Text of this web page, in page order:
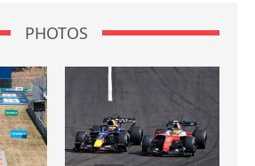
PHOTOS